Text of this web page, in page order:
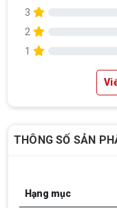
3
2
1
THÔNG SỐ SẢN
Hạng mục